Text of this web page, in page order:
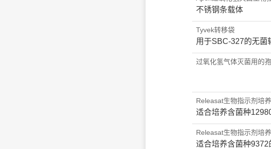
不锈钢条载体
Tyvek转移袋
用于SBC-327的无菌
过氧化氢气体灭菌用的
Releasat生物指示剂培
适合培养含菌种
Releasat生物指示剂培
适合培养含菌种9372